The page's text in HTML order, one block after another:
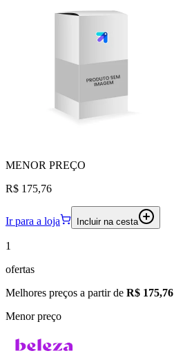
MENOR PREÇO
R$ 175,76
Ir para a loja Incluir na cesta
1
ofertas
Melhores preços a partir de R$ 175,76
Menor preço